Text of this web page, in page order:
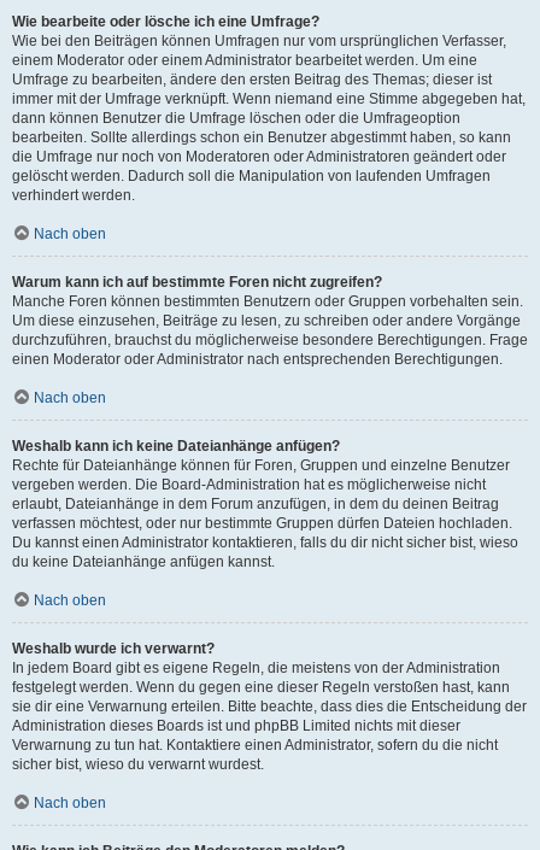
Wie bearbeite oder lösche ich eine Umfrage?
Wie bei den Beiträgen können Umfragen nur vom ursprünglichen Verfasser,
einem Moderator oder einem Administrator bearbeitet werden. Um eine
Umfrage zu bearbeiten, ändere den ersten Beitrag des Themas; dieser ist
immer mit der Umfrage verknüpft. Wenn niemand eine Stimme abgegeben hat,
dann können Benutzer die Umfrage löschen oder die Umfrageoption
bearbeiten. Sollte allerdings schon ein Benutzer abgestimmt haben, so kann
die Umfrage nur noch von Moderatoren oder Administratoren geändert oder
gelöscht werden. Dadurch soll die Manipulation von laufenden Umfragen
verhindert werden.
Nach oben
Warum kann ich auf bestimmte Foren nicht zugreifen?
Manche Foren können bestimmten Benutzern oder Gruppen vorbehalten sein.
Um diese einzusehen, Beiträge zu lesen, zu schreiben oder andere Vorgänge
durchzuführen, brauchst du möglicherweise besondere Berechtigungen. Frage
einen Moderator oder Administrator nach entsprechenden Berechtigungen.
Nach oben
Weshalb kann ich keine Dateianhänge anfügen?
Rechte für Dateianhänge können für Foren, Gruppen und einzelne Benutzer
vergeben werden. Die Board-Administration hat es möglicherweise nicht
erlaubt, Dateianhänge in dem Forum anzufügen, in dem du deinen Beitrag
verfassen möchtest, oder nur bestimmte Gruppen dürfen Dateien hochladen.
Du kannst einen Administrator kontaktieren, falls du dir nicht sicher bist, wieso
du keine Dateianhänge anfügen kannst.
Nach oben
Weshalb wurde ich verwarnt?
In jedem Board gibt es eigene Regeln, die meistens von der Administration
festgelegt werden. Wenn du gegen eine dieser Regeln verstoßen hast, kann
sie dir eine Verwarnung erteilen. Bitte beachte, dass dies die Entscheidung der
Administration dieses Boards ist und phpBB Limited nichts mit dieser
Verwarnung zu tun hat. Kontaktiere einen Administrator, sofern du die nicht
sicher bist, wieso du verwarnt wurdest.
Nach oben